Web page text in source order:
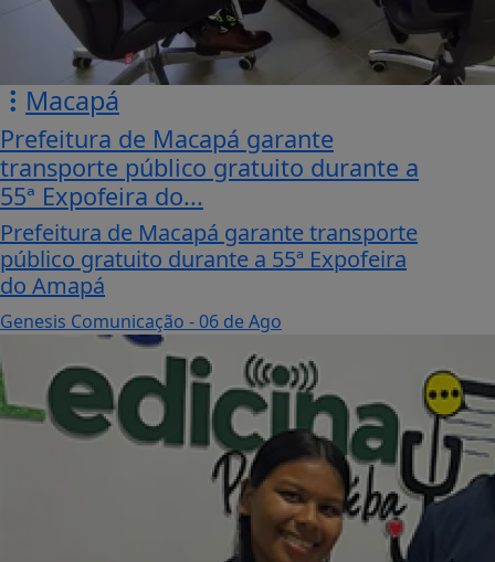
Macapá
Prefeitura de Macapá garante
transporte público gratuito durante a
55ª Expofeira do...
Prefeitura de Macapá garante transporte
público gratuito durante a 55ª Expofeira
do Amapá
Genesis Comunicação - 06 de Ago